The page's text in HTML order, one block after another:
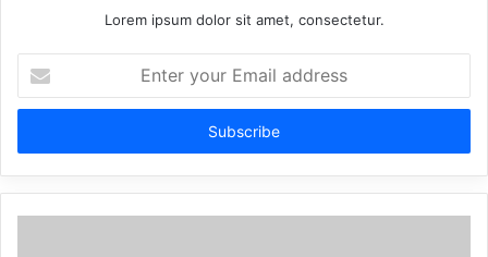
Lorem ipsum dolor sit amet, consectetur.
your
Email